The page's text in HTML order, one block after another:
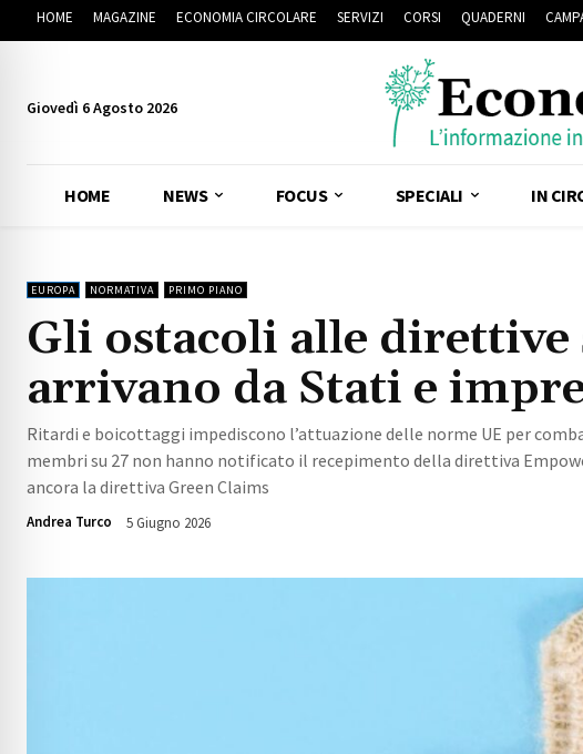
HOME MAGAZINE ECONOMIA CIRCOLARE SERVIZI CORSI QUADERNI
Giovedì 6 Agosto 2026
HOME NEWS FOCUS SPECIALI IN
EUROPA NORMATIVA PRIMO PIANO
Gli ostacoli alle direttive
arrivano da Stati e
Ritardi e boicottaggi impediscono l’attuazione delle norme UE per
membri su 27 non hanno notificato il recepimento della direttiva
ancora la direttiva Green Claims
Andrea Turco 5 Giugno 2026